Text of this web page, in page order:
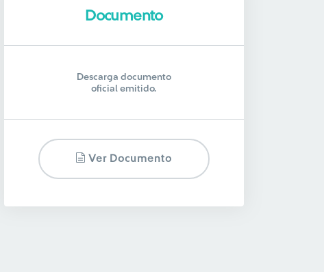
Documento
Descarga documento
oficial emitido.
Ver Documento